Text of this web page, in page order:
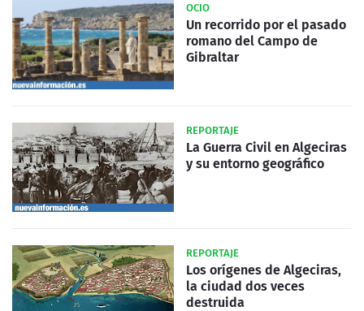
OCIO
Un recorrido por el pasado
romano del Campo de
Gibraltar
REPORTAJE
La Guerra Civil en Algeciras
y su entorno geográfico
REPORTAJE
Los orígenes de Algeciras,
la ciudad dos veces
destruida